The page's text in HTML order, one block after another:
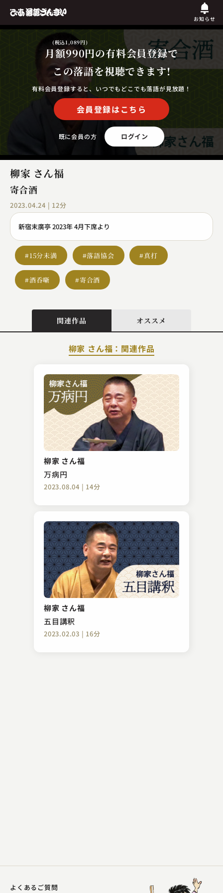
お知らせ
月額990円
(税込1,089円)
の有料会員登録で
この落語を視聴できます!
有料会員登録すると、いつでもどこでも落語が見放題！
会員登録はこちら
既に会員の方 ログイン
柳家 さん福
寄合酒
2023.04.24 | 12分
新宿末廣亭 2023年 4月下席より
#15分未満 #落語協会 #真打
#酒呑噺 #寄合酒
関連作品 オススメ
柳家 さん福：関連作品
柳家 さん福
万病円
2023.08.04 | 14分
柳家 さん福
五目講釈
2023.02.03 | 16分
柳家 喬之助
つる
2023.10.25 | 14分
三遊亭 歌武蔵
猫の皿
2023.02.03 | 14分
よくあるご質問